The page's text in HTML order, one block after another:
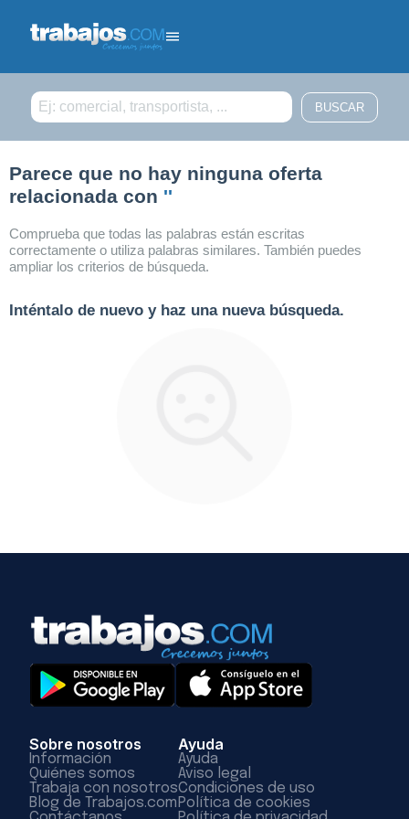
Parece que no hay ninguna oferta
relacionada con ''
Comprueba que todas las palabras están escritas
correctamente o utiliza palabras similares. También puedes
ampliar los criterios de búsqueda.
Inténtalo de nuevo y haz una nueva búsqueda.
Sobre nosotros
Información
Quiénes somos
Trabaja con nosotros
Blog de Trabajos.com
Ayuda
Ayuda
Aviso legal
Condiciones de uso
Política de cookies